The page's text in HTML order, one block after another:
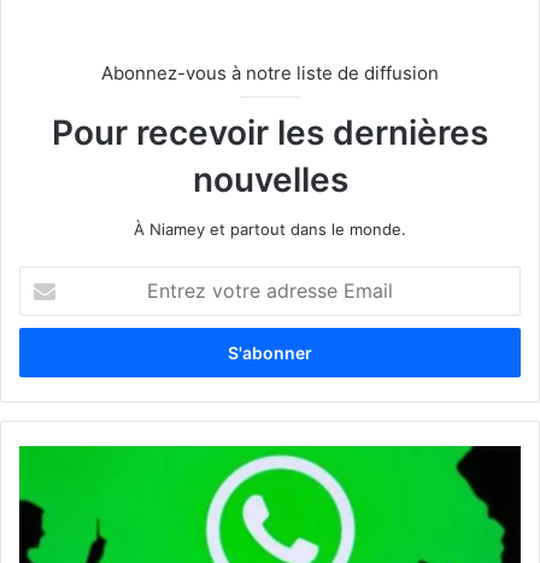
Abonnez-vous à notre liste de diffusion
Pour recevoir les dernières
nouvelles
À Niamey et partout dans le monde.
t
e
z
r
a